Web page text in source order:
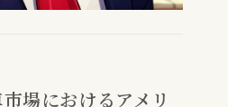
場におけるアメリ